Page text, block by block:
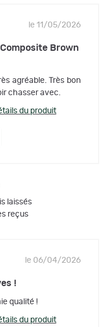
le 11/05/2026
Brown
agréable. Très bon
chasser avec.
du produit
laissés
reçus
le 06/04/2026
!
qualité !
du produit